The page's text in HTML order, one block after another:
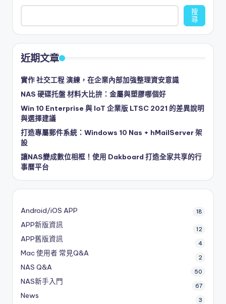
搜
尋
近期文章
實作 社交工程 演練，在企業內部加強整理資安意識
NAS 硬碟托盤 材料大比拚：金屬與塑膠哪個好
Win 10 Enterprise 與 IoT 企業版 LTSC 2021 的差異說明
與選擇建議
打造專屬郵件系統：Windows 10 Nas + hMailServer 架
設
讓NAS變成數位相框！使用 Dakboard 打造全家共享的行
事曆平台
Android/iOS APP 18
APP新版資訊 12
APP舊版資訊 4
Mac 使用者 常見Q&A 2
NAS Q&A 50
NAS新手入門 67
News 3